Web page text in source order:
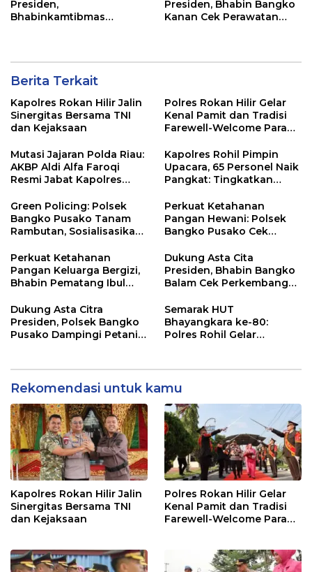
Presiden,
Bhabinkamtibmas
Presiden, Bhabin Bangko
Kanan Cek Perawatan
Berita Terkait
Kapolres Rokan Hilir Jalin
Sinergitas Bersama TNI
dan Kejaksaan
Polres Rokan Hilir Gelar
Kenal Pamit dan Tradisi
Farewell-Welcome Parade
Faroqi Resmi Menjabat
Mutasi Jajaran Polda Riau:
AKBP Aldi Alfa Faroqi
Resmi Jabat Kapolres
Imam Syahroni
Kapolres Rohil Pimpin
Upacara, 65 Personel Naik
Pangkat: Tingkatkan
Pelayanan
Green Policing: Polsek
Bangko Pusako Tanam
Rambutan, Sosialisasikan
Kapolda Riau
Perkuat Ketahanan
Pangan Hewani: Polsek
Bangko Pusako Cek
Bangko Makmur
Perkuat Ketahanan
Pangan Keluarga Bergizi,
Bhabin Pematang Ibul
Warga
Dukung Asta Cita
Presiden, Bhabin Bangko
Balam Cek Perkembangan
Dukung Asta Citra
Presiden, Polsek Bangko
Pusako Dampingi Petani
Semarak HUT
Bhayangkara ke-80:
Polres Rohil Gelar
Rekomendasi untuk kamu
Kapolres Rokan Hilir Jalin
Sinergitas Bersama TNI
dan Kejaksaan
Polres Rokan Hilir Gelar
Kenal Pamit dan Tradisi
Farewell-Welcome Parade